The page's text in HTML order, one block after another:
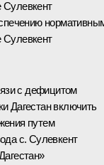
с дефицитом
Дагестан включить
путем
с. Сулевкент